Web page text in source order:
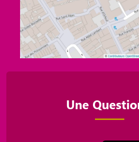
Une